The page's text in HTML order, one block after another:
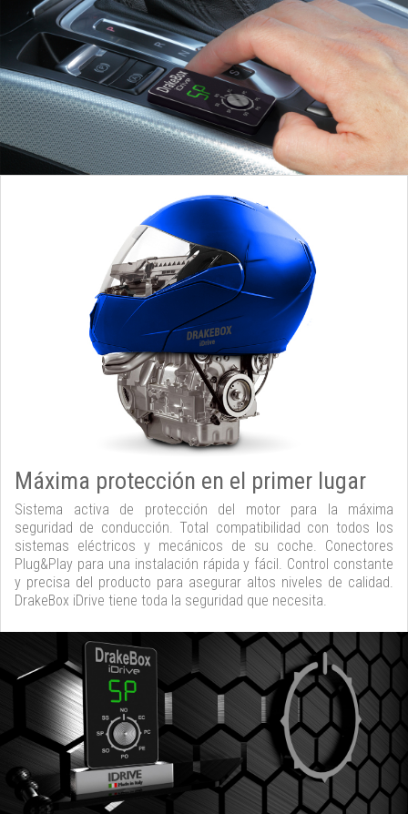
Máxima protección en el primer lugar
Sistema activa de protección del motor para la máxima
seguridad de conducción. Total compatibilidad con todos los
sistemas eléctricos y mecánicos de su coche. Conectores
Plug&Play para una instalación rápida y fácil. Control constante
y precisa del producto para asegurar altos niveles de calidad.
DrakeBox iDrive tiene toda la seguridad que necesita.